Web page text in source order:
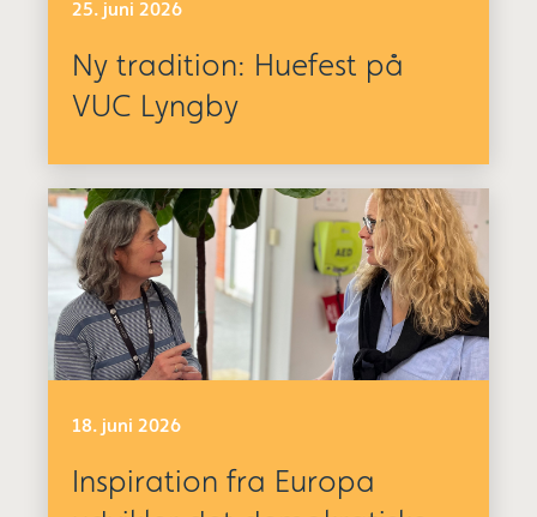
25. juni 2026
Ny tradition: Huefest på
VUC Lyngby
18. juni 2026
Inspiration fra Europa